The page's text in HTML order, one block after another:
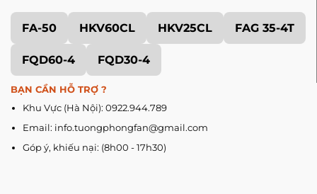
FA-50 HKV60CL HKV25CL FAG 35-4T
FQD60-4 FQD30-4
BẠN CẦN HỖ TRỢ ?
Khu Vực (Hà Nội): 0922.944.789
Email: info.tuongphongfan@gmail.com
Góp ý, khiếu nại: (8h00 - 17h30)